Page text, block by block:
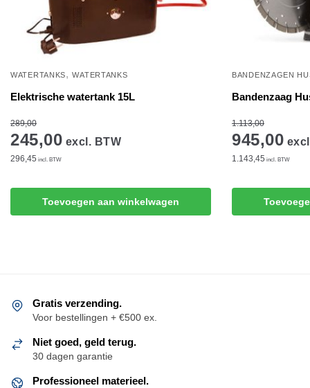
WATERTANKS,WATERTANKS
Elektrische watertank 15L
289,00
245,00 excl. BTW
296,45 incl. BTW
Toevoegen aan winkelwagen
BANDENZAGEN
Bandenzaag
1.113,00
945,00
1.143,45 incl. BTW
Gratis verzending.
Voor bestellingen + €500 ex.
Niet goed, geld terug.
30 dagen garantie
Professioneel materieel.